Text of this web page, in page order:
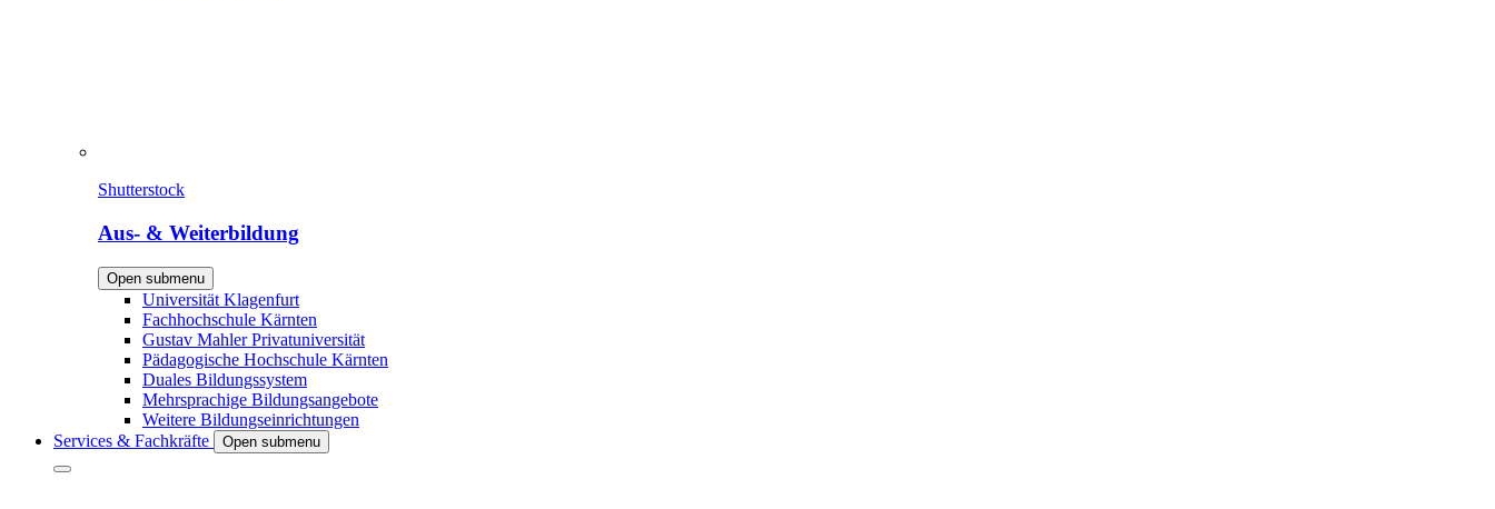
Shutterstock
Aus- & Weiterbildung
Open submenu
Universität Klagenfurt
Fachhochschule Kärnten
Gustav Mahler Privatuniversität
Pädagogische Hochschule Kärnten
Duales Bildungssystem
Mehrsprachige Bildungsangebote
Weitere Bildungseinrichtungen
Services & Fachkräfte
Open submenu